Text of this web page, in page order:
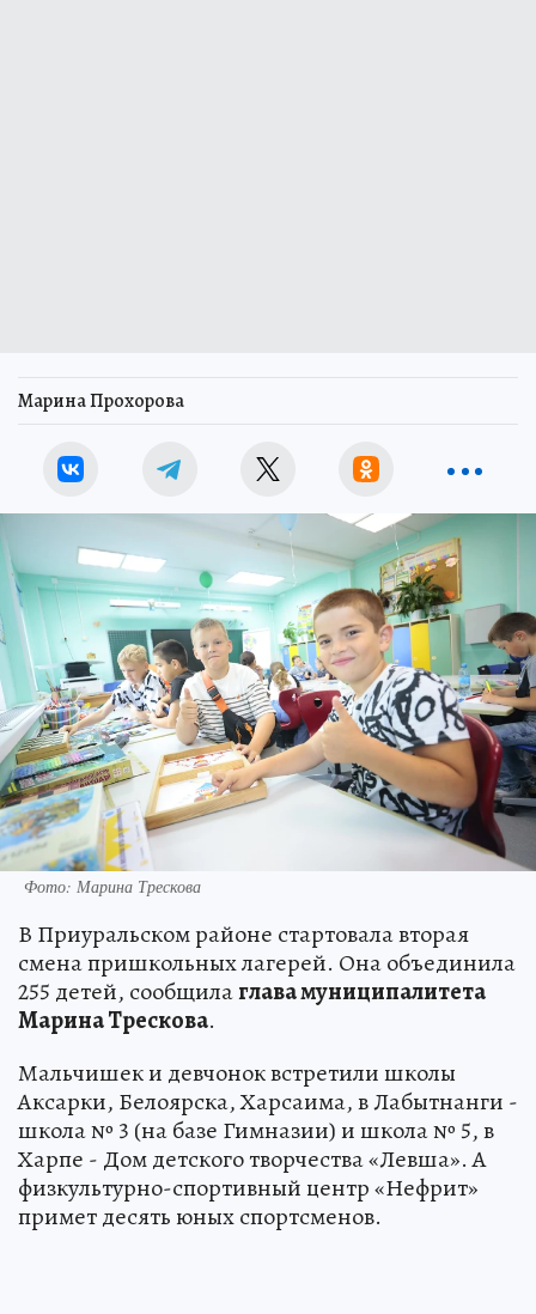
Марина Прохорова
Фото: Марина Трескова
В Приуральском районе стартовала вторая
смена пришкольных лагерей. Она объединила
255 детей, сообщилаглава муниципалитета
Марина Трескова.
Мальчишек и девчонок встретили школы
Аксарки, Белоярска, Харсаима, в Лабытнанги -
школа № 3 (на базе Гимназии) и школа № 5, в
Харпе - Дом детского творчества «Левша». А
физкультурно-спортивный центр «Нефрит»
примет десять юных спортсменов.